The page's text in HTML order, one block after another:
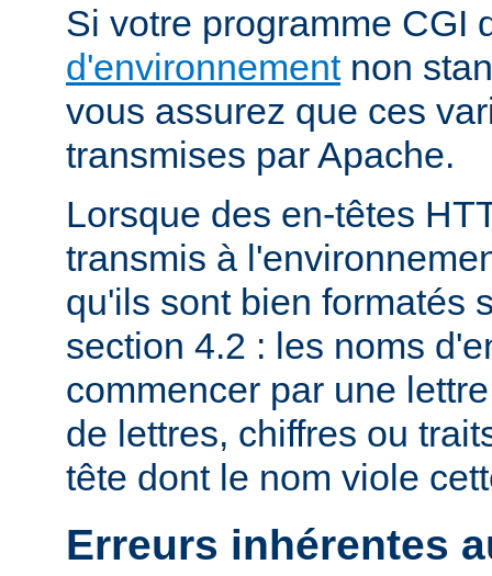
Si votre programme CGI
d'environnementnon
vous assurez que ces
transmises par Apache.
Lorsque des en-têtes
transmis à
qu'ils sont bien formatés
section 4.2 : les noms
commencer par une
de lettres, chiffres ou
tête dont le nom viole
Erreurs inhérentes